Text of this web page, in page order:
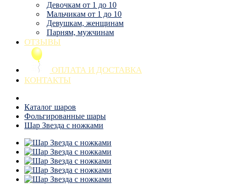
Девочкам от 1 до 10
Мальчикам от 1 до 10
Девушкам, женщинам
Парням, мужчинам
ОТЗЫВЫ
ОПЛАТА И ДОСТАВКА
КОНТАКТЫ
Каталог шаров
Фольгированные шары
Шар Звезда с ножками